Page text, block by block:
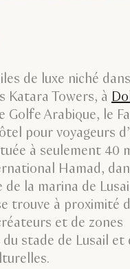
de luxe niché
Katara Towers, à
Golfe Arabique, le
pour voyageurs
à seulement 40
Hamad,
de la marina de
trouve à proximité
et de zones
stade de Lusail et